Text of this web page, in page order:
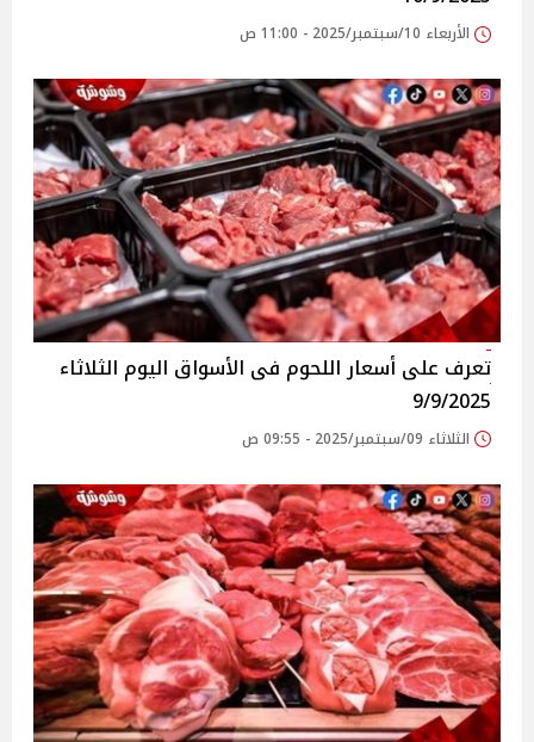
الأربعاء 10/سبتمبر/2025 - 11:00 ص
تعرف على أسعار اللحوم فى الأسواق‎‎ اليوم الثلاثاء
9/9/2025
الثلاثاء 09/سبتمبر/2025 - 09:55 ص